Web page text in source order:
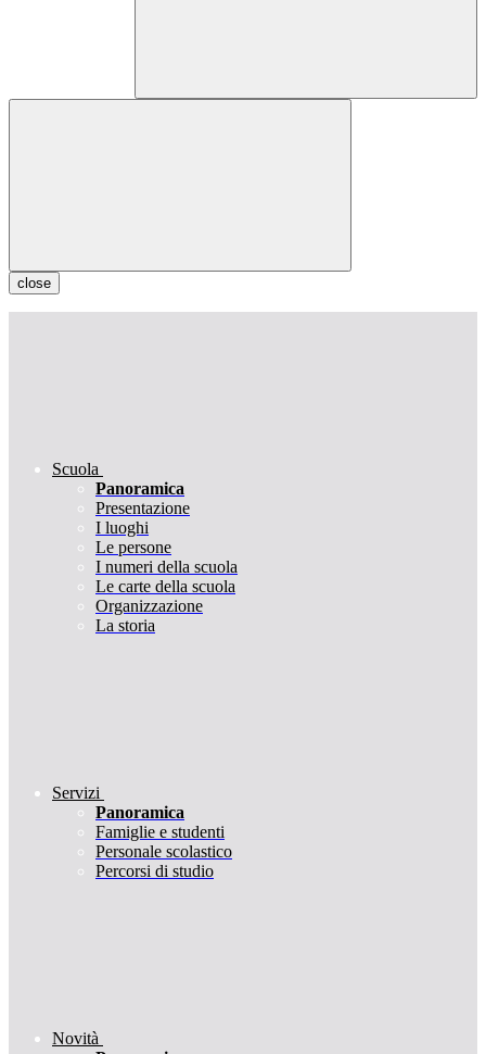
close
Scuola
Panoramica
Presentazione
I luoghi
Le persone
I numeri della scuola
Le carte della scuola
Organizzazione
La storia
Servizi
Panoramica
Famiglie e studenti
Personale scolastico
Percorsi di studio
Novità